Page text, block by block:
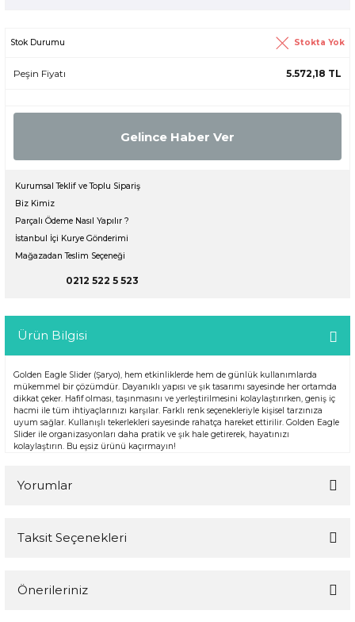
Stok Durumu Stokta Yok
Peşin Fiyatı 5.572,18 TL
Gelince Haber Ver
Kurumsal Teklif ve Toplu Sipariş
Biz Kimiz
Parçalı Ödeme Nasıl Yapılır ?
İstanbul İçi Kurye Gönderimi
Mağazadan Teslim Seçeneği
0212 522 5 523
Ürün Bilgisi
Golden Eagle Slider (Şaryo), hem etkinliklerde hem de günlük kullanımlarda
mükemmel bir çözümdür. Dayanıklı yapısı ve şık tasarımı sayesinde her ortamda
dikkat çeker. Hafif olması, taşınmasını ve yerleştirilmesini kolaylaştırırken, geniş iç
hacmi ile tüm ihtiyaçlarınızı karşılar. Farklı renk seçenekleriyle kişisel tarzınıza
uyum sağlar. Kullanışlı tekerlekleri sayesinde rahatça hareket ettirilir. Golden Eagle
Slider ile organizasyonları daha pratik ve şık hale getirerek, hayatınızı
kolaylaştırın. Bu eşsiz ürünü kaçırmayın!
Yorumlar
Taksit Seçenekleri
Önerileriniz